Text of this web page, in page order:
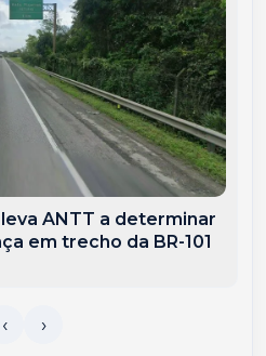
ANTT a determinar
em trecho da BR-101